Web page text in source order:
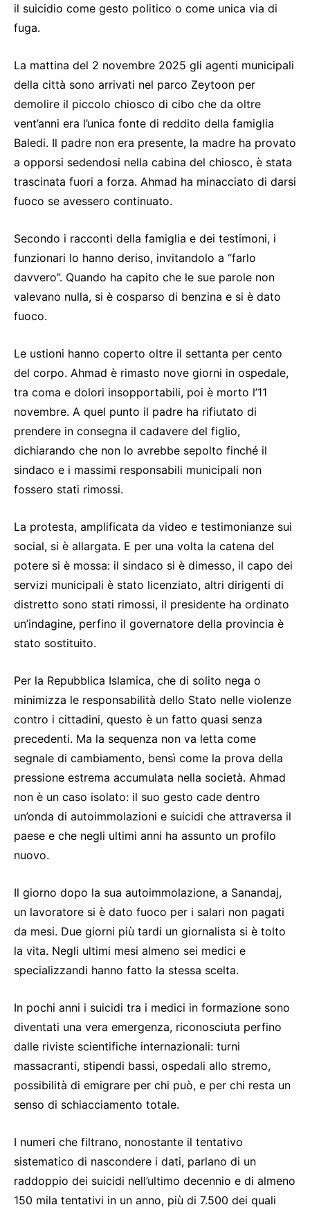
il suicidio come gesto politico o come unica via di
fuga.
La mattina del 2 novembre 2025 gli agenti municipali
della città sono arrivati nel parco Zeytoon per
demolire il piccolo chiosco di cibo che da oltre
vent’anni era l’unica fonte di reddito della famiglia
Baledi. Il padre non era presente, la madre ha provato
a opporsi sedendosi nella cabina del chiosco, è stata
trascinata fuori a forza. Ahmad ha minacciato di darsi
fuoco se avessero continuato.
Secondo i racconti della famiglia e dei testimoni, i
funzionari lo hanno deriso, invitandolo a “farlo
davvero”. Quando ha capito che le sue parole non
valevano nulla, si è cosparso di benzina e si è dato
fuoco.
Le ustioni hanno coperto oltre il settanta per cento
del corpo. Ahmad è rimasto nove giorni in ospedale,
tra coma e dolori insopportabili, poi è morto l’11
novembre. A quel punto il padre ha rifiutato di
prendere in consegna il cadavere del figlio,
dichiarando che non lo avrebbe sepolto finché il
sindaco e i massimi responsabili municipali non
fossero stati rimossi.
La protesta, amplificata da video e testimonianze sui
social, si è allargata. E per una volta la catena del
potere si è mossa: il sindaco si è dimesso, il capo dei
servizi municipali è stato licenziato, altri dirigenti di
distretto sono stati rimossi, il presidente ha ordinato
un’indagine, perfino il governatore della provincia è
stato sostituito.
Per la Repubblica Islamica, che di solito nega o
minimizza le responsabilità dello Stato nelle violenze
contro i cittadini, questo è un fatto quasi senza
precedenti. Ma la sequenza non va letta come
segnale di cambiamento, bensì come la prova della
pressione estrema accumulata nella società. Ahmad
non è un caso isolato: il suo gesto cade dentro
un’onda di autoimmolazioni e suicidi che attraversa il
paese e che negli ultimi anni ha assunto un profilo
nuovo.
Il giorno dopo la sua autoimmolazione, a Sanandaj,
un lavoratore si è dato fuoco per i salari non pagati
da mesi. Due giorni più tardi un giornalista si è tolto
la vita. Negli ultimi mesi almeno sei medici e
specializzandi hanno fatto la stessa scelta.
In pochi anni i suicidi tra i medici in formazione sono
diventati una vera emergenza, riconosciuta perfino
dalle riviste scientifiche internazionali: turni
massacranti, stipendi bassi, ospedali allo stremo,
possibilità di emigrare per chi può, e per chi resta un
senso di schiacciamento totale.
I numeri che filtrano, nonostante il tentativo
sistematico di nascondere i dati, parlano di un
raddoppio dei suicidi nell’ultimo decennio e di almeno
150 mila tentativi in un anno, più di 7.500 dei quali